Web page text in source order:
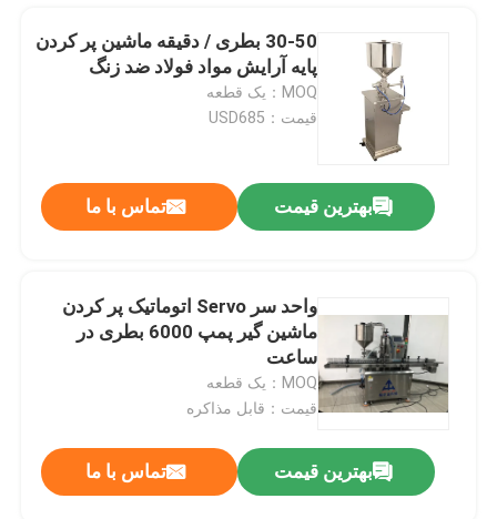
30-50 بطری / دقیقه ماشین پر کردن
پایه آرایش مواد فولاد ضد زنگ
MOQ：یک قطعه
قیمت：USD685
بهترین قیمت تماس با ما
واحد سر Servo اتوماتیک پر کردن
ماشین گیر پمپ 6000 بطری در
ساعت
MOQ：یک قطعه
قیمت：قابل مذاکره
بهترین قیمت تماس با ما